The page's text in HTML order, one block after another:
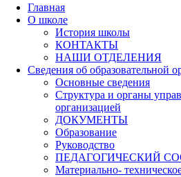
Главная
О школе
История школы
КОНТАКТЫ
НАШИ ОТДЕЛЕНИЯ
Сведения об образовательной
Основные сведения
Структура и органы
организацией
ДОКУМЕНТЫ
Образование
Руководство
ПЕДАГОГИЧЕСКИЙ
Материально-